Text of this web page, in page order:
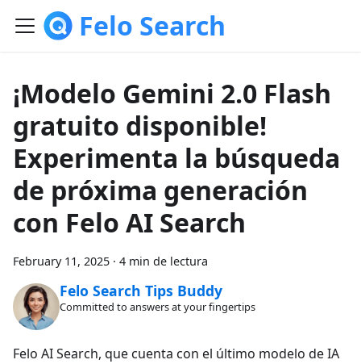
Felo Search
¡Modelo Gemini 2.0 Flash
gratuito disponible!
Experimenta la búsqueda
de próxima generación
con Felo AI Search
February 11, 2025 · 4 min de lectura
Felo Search Tips Buddy
Committed to answers at your fingertips
Felo AI Search, que cuenta con el último modelo de IA